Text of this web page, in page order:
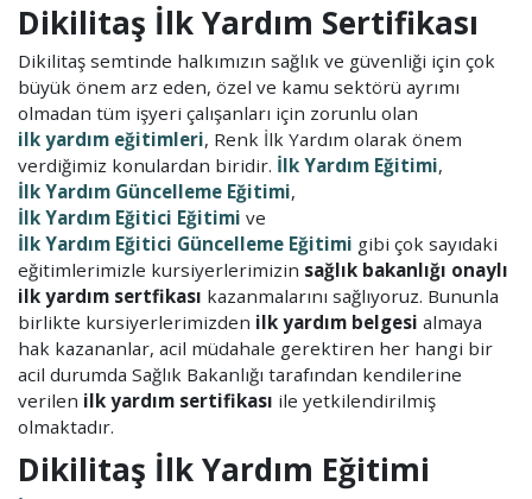
Dikilitaş İlk Yardım Sertifikası
Dikilitaş semtinde halkımızın sağlık ve güvenliği için çok
büyük önem arz eden, özel ve kamu sektörü ayrımı
olmadan tüm işyeri çalışanları için zorunlu olan
ilk yardım eğitimleri, Renk İlk Yardım olarak önem
verdiğimiz konulardan biridir. İlk Yardım Eğitimi,
İlk Yardım Güncelleme Eğitimi,
İlk Yardım Eğitici Eğitimi ve
İlk Yardım Eğitici Güncelleme Eğitimi gibi çok sayıdaki
eğitimlerimizle kursiyerlerimizin sağlık bakanlığı onaylı
ilk yardım sertfikası kazanmalarını sağlıyoruz. Bununla
birlikte kursiyerlerimizden ilk yardım belgesi almaya
hak kazananlar, acil müdahale gerektiren her hangi bir
acil durumda Sağlık Bakanlığı tarafından kendilerine
verilen ilk yardım sertifikası ile yetkilendirilmiş
olmaktadır.
Dikilitaş İlk Yardım Eğitimi